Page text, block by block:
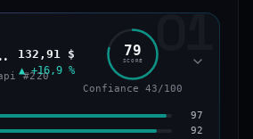
01
(bStocks Tokenized Stock)
#220
132,91 $
▲ +16,9 %
79
SCORE
Confiance 43/100
97
92